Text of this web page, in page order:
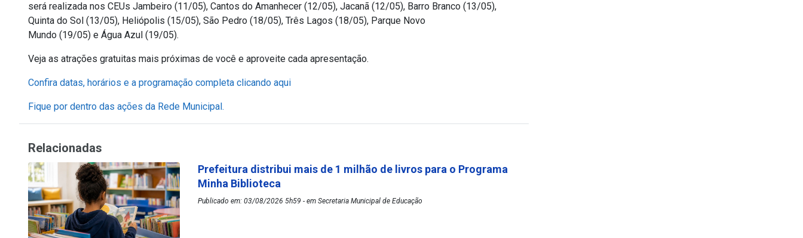
será realizada nos CEUs Jambeiro (11/05), Cantos do Amanhecer (12/05), Jacanã (12/05), Barro Branco (13/05),
Quinta do Sol (13/05), Heliópolis (15/05), São Pedro (18/05), Três Lagos (18/05), Parque Novo
Mundo (19/05) e Água Azul (19/05).
Veja as atrações gratuitas mais próximas de você e aproveite cada apresentação.
Confira datas, horários e a programação completa clicando aqui
Fique por dentro das ações da Rede Municipal.
Relacionadas
Prefeitura distribui mais de 1 milhão de livros para o Programa
Minha Biblioteca
Publicado em: 03/08/2026 5h59 - em Secretaria Municipal de Educação